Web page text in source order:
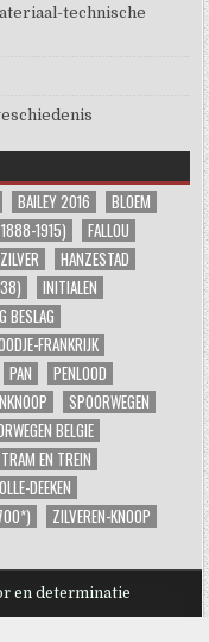
technische
BAILEY 2016
BLOEM
1888-1915)
FALLOU
HANZESTAD
INITIALEN
BESLAG
FRANKRIJK
PAN
PENLOOD
SPOORWEGEN
BELGIE
TRAM EN TREIN
DEEKEN
ZILVEREN-KNOOP
en determinatie